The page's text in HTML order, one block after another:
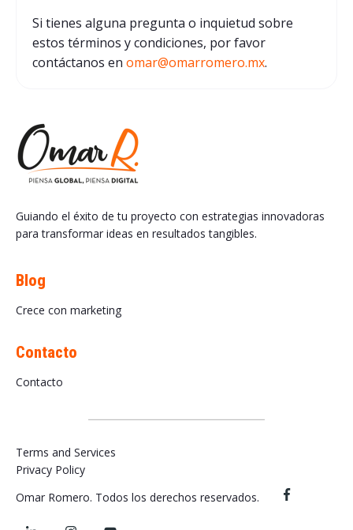
Si tienes alguna pregunta o inquietud sobre
estos términos y condiciones, por favor
contáctanos en omar@omarromero.mx.
Guiando el éxito de tu proyecto con estrategias innovadoras
para transformar ideas en resultados tangibles.
Blog
Crece con marketing
Contacto
Contacto
Terms and Services
Privacy Policy
Omar Romero. Todos los derechos reservados.